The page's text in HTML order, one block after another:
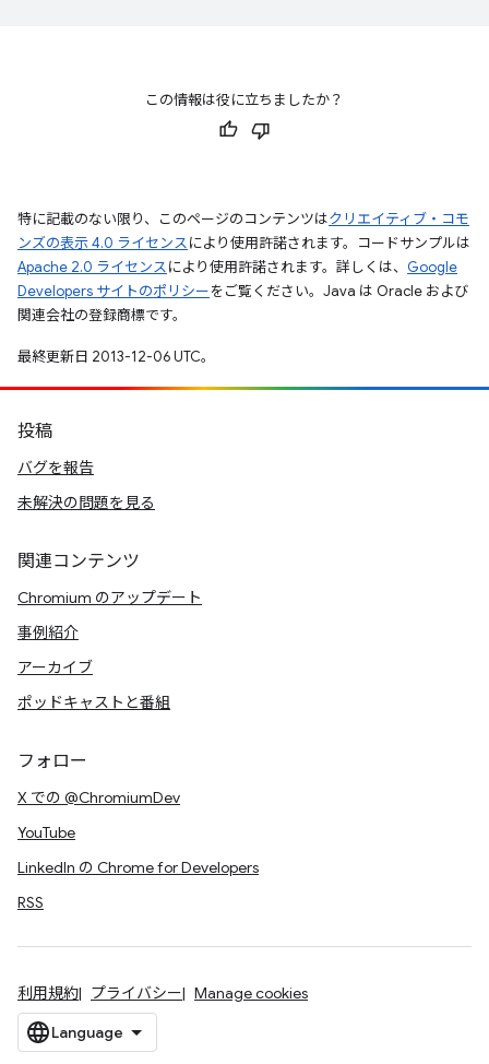
この情報は役に立ちましたか？
特に記載のない限り、このページのコンテンツはクリエイティブ・コモ
ンズの表示 4.0 ライセンスにより使用許諾されます。コードサンプルは
Apache 2.0 ライセンスにより使用許諾されます。詳しくは、 Google
Developers サイトのポリシーをご覧ください。Java は Oracle および
関連会社の登録商標です。
最終更新日 2013-12-06 UTC。
投稿
バグを報告
未解決の問題を見る
関連コンテンツ
Chromium のアップデート
事例紹介
アーカイブ
ポッドキャストと番組
フォロー
X での @ChromiumDev
YouTube
LinkedIn の Chrome for Developers
RSS
利用規約 プライバシー Manage cookies